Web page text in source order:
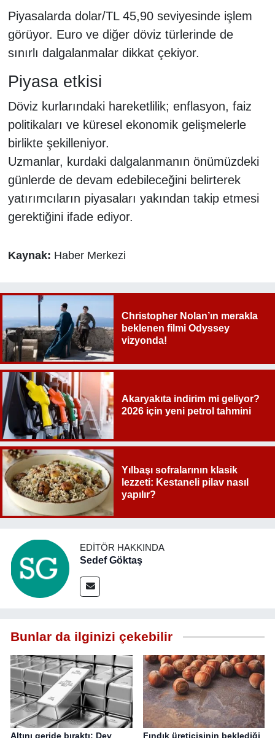
Piyasalarda dolar/TL 45,90 seviyesinde işlem
görüyor. Euro ve diğer döviz türlerinde de
sınırlı dalgalanmalar dikkat çekiyor.
Piyasa etkisi
Döviz kurlarındaki hareketlilik; enflasyon, faiz
politikaları ve küresel ekonomik gelişmelerle
birlikte şekilleniyor.
Uzmanlar, kurdaki dalgalanmanın önümüzdeki
günlerde de devam edebileceğini belirterek
yatırımcıların piyasaları yakından takip etmesi
gerektiğini ifade ediyor.
Kaynak: Haber Merkezi
Christopher Nolan’ın merakla
beklenen filmi Odyssey
vizyonda!
Akaryakıta indirim mi geliyor?
2026 için yeni petrol tahmini
Yılbaşı sofralarının klasik
lezzeti: Kestaneli pilav nasıl
yapılır?
EDITÖR HAKKINDA
Sedef Göktaş
Bunlar da ilginizi çekebilir
Altını geride bıraktı: Dev Fındık üreticisinin beklediği